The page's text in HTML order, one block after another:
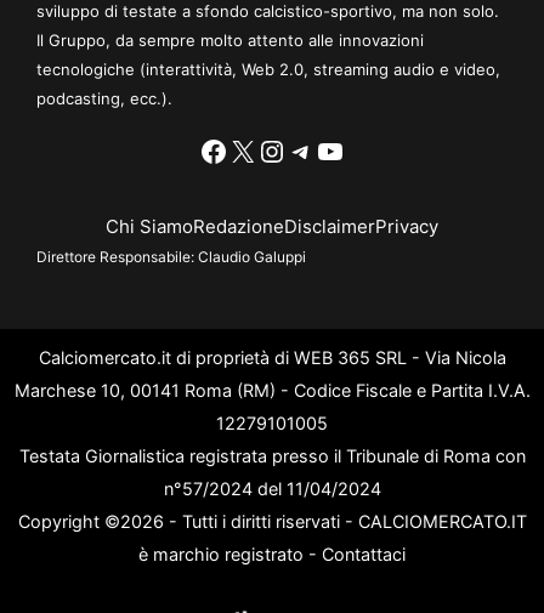
sviluppo di testate a sfondo calcistico-sportivo, ma non solo.
Il Gruppo, da sempre molto attento alle innovazioni
tecnologiche (interattività, Web 2.0, streaming audio e video,
podcasting, ecc.).
Facebook
X Instagram
Telegram
YouTube
Chi SiamoRedazioneDisclaimerPrivacy
Direttore Responsabile: Claudio Galuppi
Calciomercato.it di proprietà di WEB 365 SRL - Via Nicola
Marchese 10, 00141 Roma (RM) - Codice Fiscale e Partita I.V.A.
12279101005
Testata Giornalistica registrata presso il Tribunale di Roma con
n°57/2024 del 11/04/2024
Copyright ©2026 - Tutti i diritti riservati - CALCIOMERCATO.IT
è marchio registrato - Contattaci